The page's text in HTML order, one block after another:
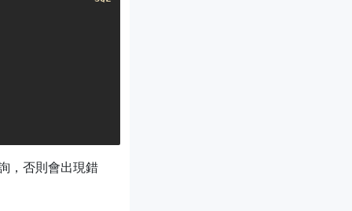
，否則會出現錯